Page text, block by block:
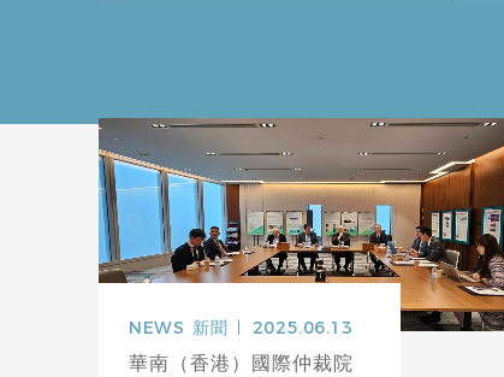
NEWS 新聞 2025.06.13
華南（香港）國際仲裁院